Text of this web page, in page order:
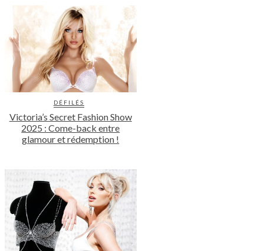
DÉFILÉS
Victoria’s Secret Fashion Show
2025 : Come-back entre
glamour et rédemption !